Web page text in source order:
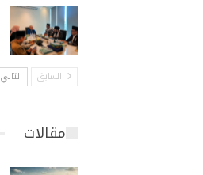
السابق التالي
مقالات